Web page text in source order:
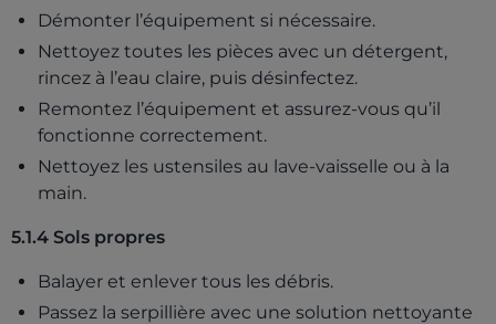
Démonter l’équipement si nécessaire.
Nettoyez toutes les pièces avec un détergent,
rincez à l’eau claire, puis désinfectez.
Remontez l’équipement et assurez-vous qu’il
fonctionne correctement.
Nettoyez les ustensiles au lave-vaisselle ou à la
main.
5.1.4 Sols propres
Balayer et enlever tous les débris.
Passez la serpillière avec une solution nettoyante